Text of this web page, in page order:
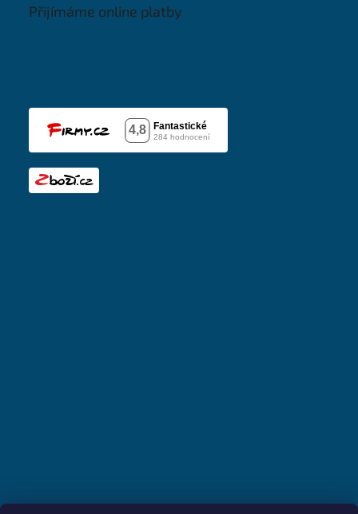
Přijímáme online platby